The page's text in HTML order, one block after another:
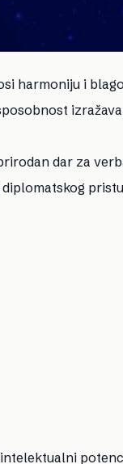
harmoniju i
dar za